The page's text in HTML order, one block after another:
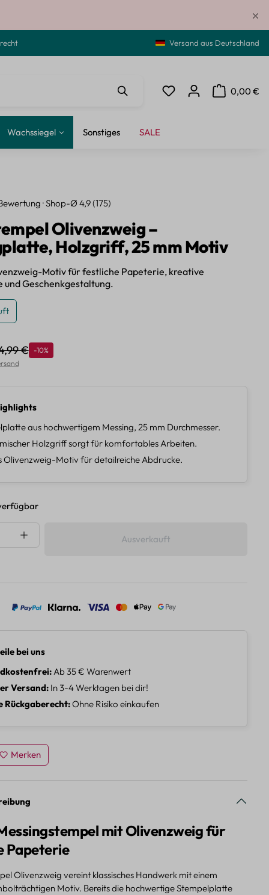
Versand aus Deutschland
Du hast 0 Produkte auf
0,00 €
Warenkorb
Wachssiegel Sonstiges SALE
· Shop-Ø 4,9 (175)
Olivenzweig –
Holzgriff, 25 mm Motiv
Motiv für festliche Papeterie, kreative
und Geschenkgestaltung.
Preis:
€ Rabatt
-10%
aus hochwertigem Messing, 25 mm Durchmesser.
Holzgriff sorgt für komfortables Arbeiten.
Olivenzweig-Motiv für detailreiche Abdrucke.
Gib den gewünschten Wert ein
Ausverkauft
bei uns
Ab 35 € Warenwert
Versand In 3-4 Werktagen bei dir!
Rückgaberecht Ohne Risiko einkaufen
Merken
mit Olivenzweig für
Papeterie
Olivenzweig vereint klassisches Handwerk mit einem
Motiv. Bereits die hochwertige Stempelplatte